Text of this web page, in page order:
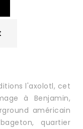
l'axolotl, cet
à Benjamin,
américain
quartier